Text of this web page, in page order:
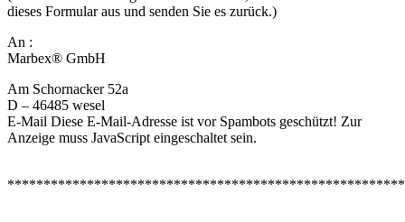
dieses Formular aus und senden Sie es zurück.)
An :
Marbex® GmbH
Am Schornacker 52a
D – 46485 wesel
E-Mail Diese E-Mail-Adresse ist vor Spambots geschützt! Zur
Anzeige muss JavaScript eingeschaltet sein.